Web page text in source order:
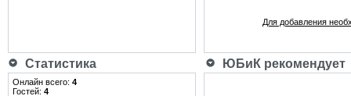
Для добавления
Статистика ЮБиК рекомендует
Онлайн всего: 4
Гостей: 4